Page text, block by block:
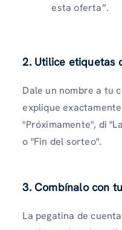
esta oferta”.
2. Utilice etiquetas
Dale un nombre a tu
explique
"Próximamente", di
o "Fin del sorteo".
3. Combínalo con
La pegatina de